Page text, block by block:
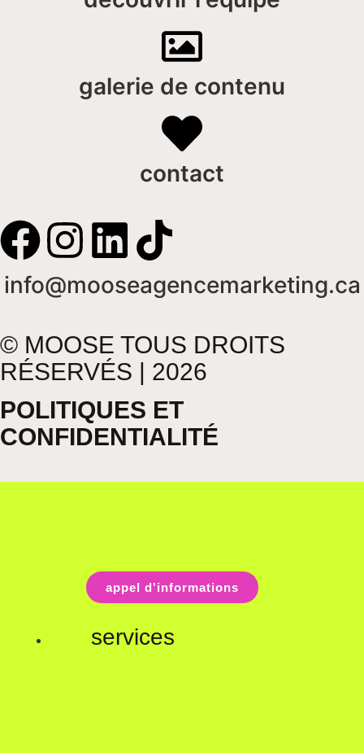
galerie de contenu
contact
info@mooseagencemarketing.ca
© MOOSE TOUS DROITS
RÉSERVÉS | 2026
POLITIQUES ET
CONFIDENTIALITÉ
appel d'informations
services